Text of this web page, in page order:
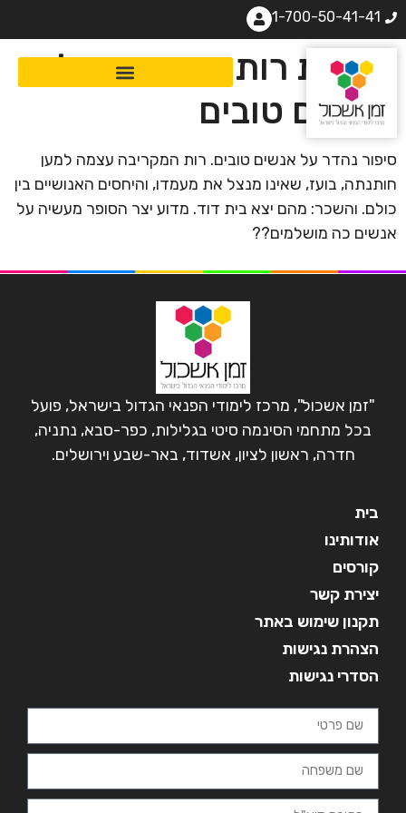
1-700-50-41-41
מגילת רות: סיפורם של
אנשים טובים
סיפור נהדר על אנשים טובים. רות המקריבה עצמה למען
חותנתה, בועז, שאינו מנצל את מעמדו, והיחסים האנושיים בין
כולם. והשכר: מהם יצא בית דוד. מדוע יצר הסופר מעשיה על
אנשים כה מושלמים??
"זמן אשכול", מרכז לימודי הפנאי הגדול בישראל, פועל
בכל מתחמי הסינמה סיטי בגלילות, כפר-סבא, נתניה,
חדרה, ראשון לציון, אשדוד, באר-שבע וירושלים.
בית
אודותינו
קורסים
יצירת קשר
תקנון שימוש באתר
הצהרת נגישות
הסדרי נגישות